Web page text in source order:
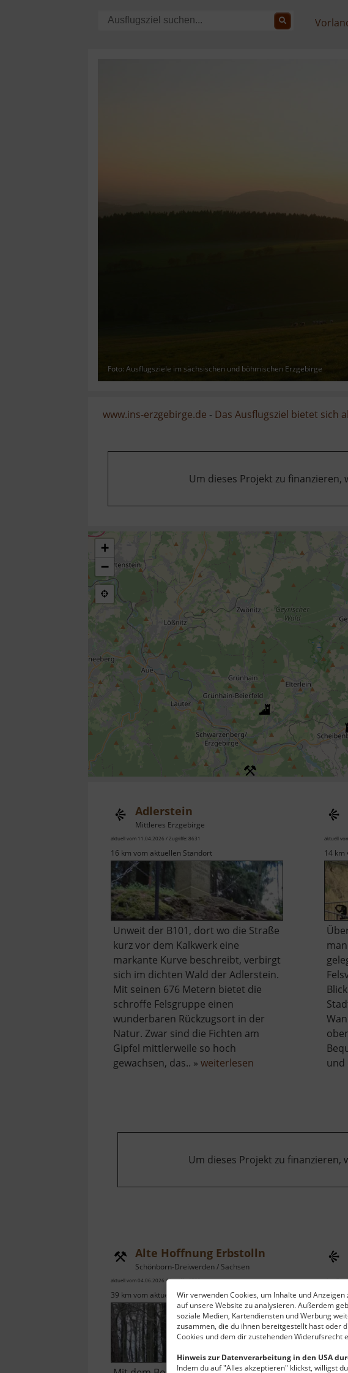
Wir verwenden Cookies, um Inhalte und
auf unsere Website zu analysieren. Außerdem
soziale Medien, Kartendiensten und Werbung
zusammen, die du ihnen bereitgestellt hast oder
Cookies und dem dir zustehenden Widerufsrecht
Hinweis zur Datenverarbeitung in den USA
Indem du auf "Alles akzeptieren" klickst, willigst
Foto: Ausflugsziele im sächsischen und böhmischen Erzgebirge
www.ins-erzgebirge.de - Das Ausflugsziel bietet sich
Um dieses Projekt zu
+
−
Adlerstein
Mittleres Erzgebirge
aktuell vom 11.04.2026 / Zugriffe: 8631
16 km vom aktuellen Standort
Unweit der B101, dort wo die Straße
kurz vor dem Kalkwerk eine
markante Kurve beschreibt, verbirgt
sich im dichten Wald der Adlerstein.
Mit seinen 676 Metern bietet die
schroffe Felsgruppe einen
wunderbaren Rückzugsort in der
Natur. Zwar sind die Fichten am
Gipfel mittlerweile so hoch
gewachsen, das.. » weiterlesen
aktuell
14 km
und
Um dieses Projekt zu
Alte Hoffnung Erbstolln
Schönborn-Dreiwerden / Sachsen
aktuell vom 04.06.2026 / Zugriffe: 6735
39 km vom aktuellen Standort
aktuell
17 km